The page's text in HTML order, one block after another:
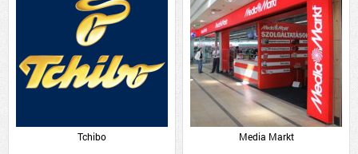
Tchibo Media Markt